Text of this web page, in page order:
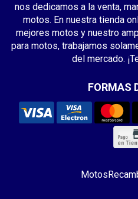
nos dedicamos a la venta,
motos. En nuestra tienda
mejores motos y nuestro
para motos, trabajamos
del mercado.
FORMAS
Motos